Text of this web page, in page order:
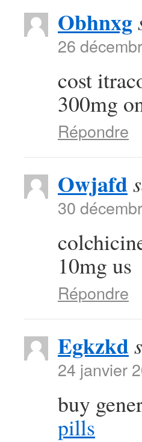
Obhnxg
26
cost
300mg
Répondre
Owjafd
30
10mg us
Répondre
Egkzkd
24 janvier
buy
pills